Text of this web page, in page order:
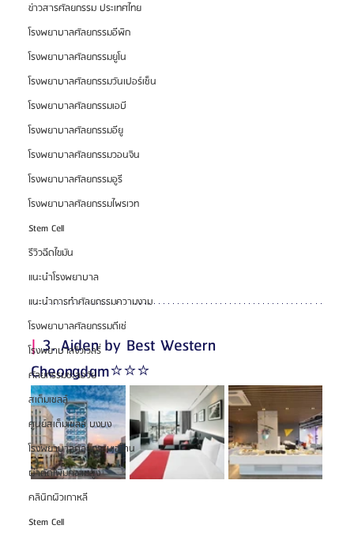
ข่าวสารศัลยกรรม ประเทศไทย
โรงพยาบาลศัลยกรรมอีพิก
โรงพยาบาลศัลยกรรมยูโน
โรงพยาบาลศัลยกรรมวันเปอร์เซ็น
โรงพยาบาลศัลยกรรมเอบี
โรงพยาบาลศัลยกรรมอียู
โรงพยาบาลศัลยกรรมวอนจิน
โรงพยาบาลศัลยกรรมอูรี
โรงพยาบาลศัลยกรรมไพรเวท
Stem Cell
รีวิวฉีดไขมัน
แนะนำโรงพยาบาล
แนะนำการทำศัลยกรรมความงาม
โรงพยาบาลศัลยกรรมดีเซ่
โรงพยาบาลจิวเวลรี่
ศัลยกรรมชะลอวัย
สเต็มเซลล์
ศูนย์สเต็มเซลล์ บงบง
โรงพยาบาลศัลยกรรมเอโตน
ผ่าตัดเพิ่มความสูง
คลินิกผิวเกาหลี
Stem Cell
| 3. Aiden by Best Western
Cheongdam⭐️⭐️⭐️